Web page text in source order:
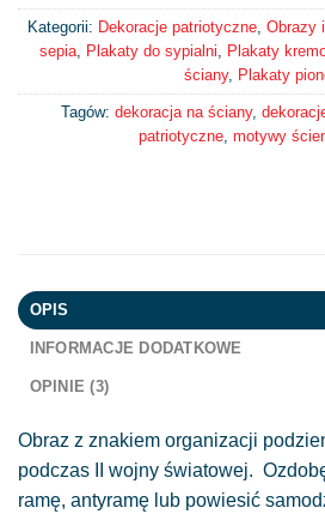
Kategorii: Dekoracje patriotyczne Obrazy
sepia
Plakaty do sypialni Plakaty
ściany, Plakaty
Tagów: dekoracja na ściany,
patriotyczne motywy
OPIS
INFORMACJE DODATKOWE
OPINIE (3)
Obraz z znakiem organizacji
podczas II wojny światowej.
ramę, antyramę lub powiesić